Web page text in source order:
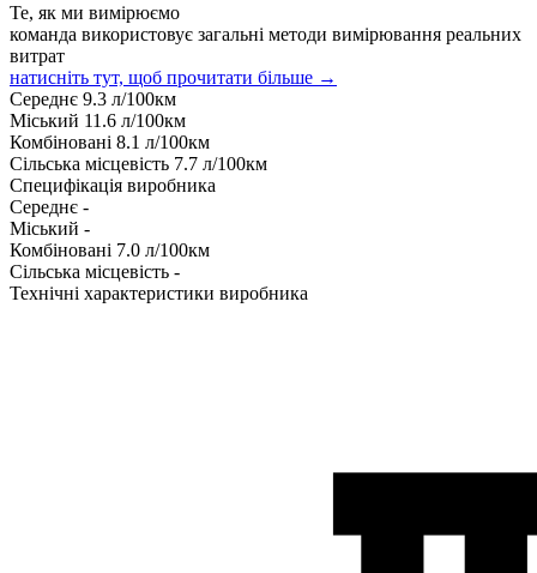
Те, як ми вимірюємо
команда використовує загальні методи вимірювання реальних
витрат
натисніть тут, щоб прочитати більше →
Середнє 9.3 л/100км
Міський 11.6 л/100км
Комбіновані 8.1 л/100км
Сільська місцевість 7.7 л/100км
Специфікація виробника
Середнє -
Міський -
Комбіновані 7.0 л/100км
Сільська місцевість -
Технічні характеристики виробника